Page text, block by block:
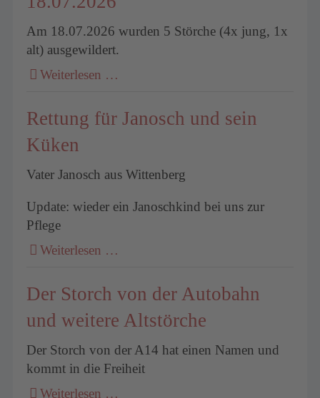
Am 18.07.2026 wurden 5 Störche (4x jung, 1x
alt) ausgewildert.
Weiterlesen …
Rettung für Janosch und sein
Küken
Vater Janosch aus Wittenberg
Update: wieder ein Janoschkind bei uns zur
Pflege
Weiterlesen …
Der Storch von der Autobahn
und weitere Altstörche
Der Storch von der A14 hat einen Namen und
kommt in die Freiheit
Weiterlesen …